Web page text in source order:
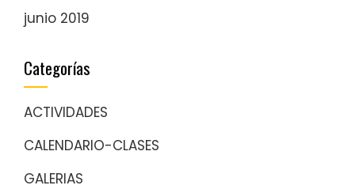
junio 2019
Categorías
ACTIVIDADES
CALENDARIO-CLASES
GALERIAS